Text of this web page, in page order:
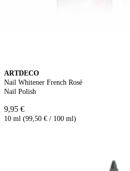
ARTDECO
Nail Whitener French Rosé
Nail Polish
9,95 €
10 ml (99,50 € / 100 ml)